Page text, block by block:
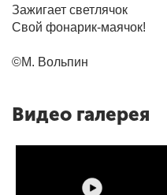
Зажигает светлячок
Свой фонарик-маячок!
©М. Вольпин
Видео галерея